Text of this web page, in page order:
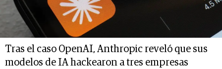
Tras el caso OpenAI, Anthropic reveló que sus
modelos de IA hackearon a tres empresas